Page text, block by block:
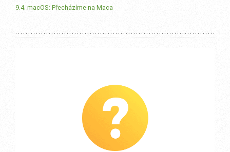
9.4. macOS: Přecházíme na Maca